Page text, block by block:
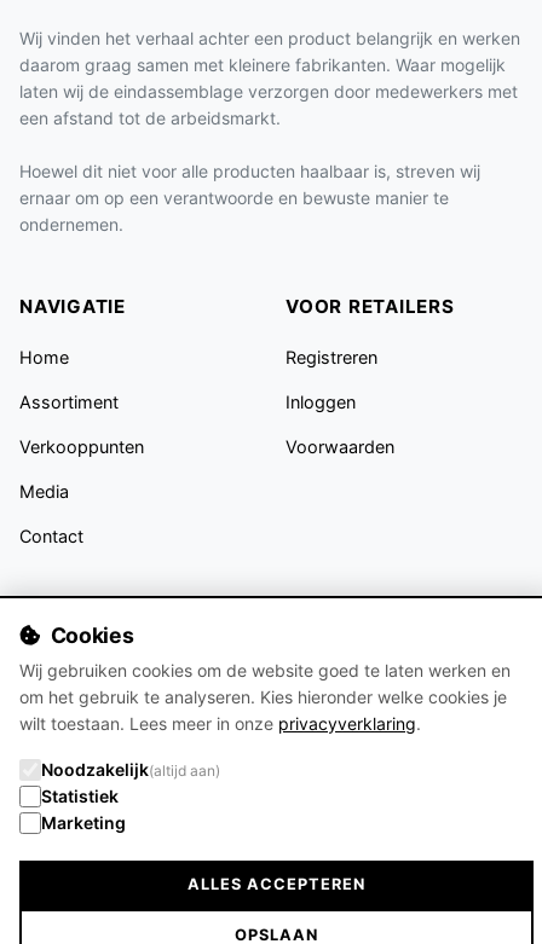
Wij vinden het verhaal achter een product belangrijk en werken
daarom graag samen met kleinere fabrikanten. Waar mogelijk
laten wij de eindassemblage verzorgen door medewerkers met
een afstand tot de arbeidsmarkt.
Hoewel dit niet voor alle producten haalbaar is, streven wij
ernaar om op een verantwoorde en bewuste manier te
ondernemen.
NAVIGATIE
Home
Assortiment
Verkooppunten
Media
Contact
VOOR RETAILERS
Registreren
Inloggen
Voorwaarden
VOLG ONS
Blijf op de hoogte van nieuwe collecties en trends op Instagram
© 2026 MIJN STIJL. Alle rechten voorbehouden.
Algemene voorwaarden
Privacyverklaring
Cookies
Wij gebruiken cookies om de website goed te laten werken en
om het gebruik te analyseren. Kies hieronder welke cookies je
wilt toestaan. Lees meer in onze privacyverklaring.
Noodzakelijk(altijd aan)
Statistiek
Marketing
ALLES ACCEPTEREN
OPSLAAN